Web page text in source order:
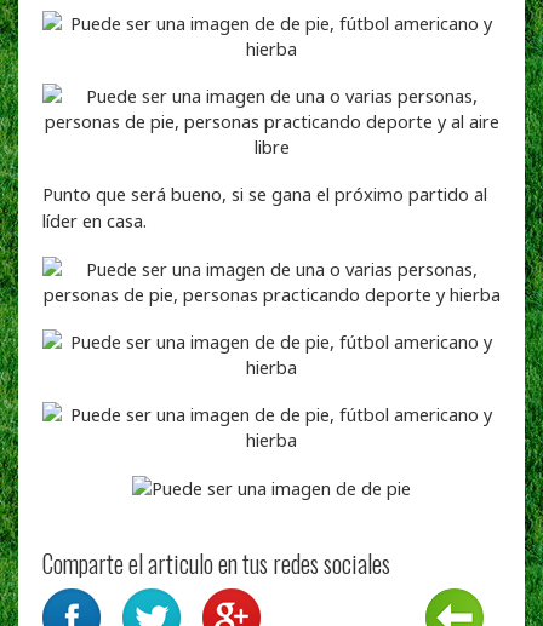
Punto que será bueno, si se gana el próximo partido al
líder en casa.
Comparte el articulo en tus redes sociales